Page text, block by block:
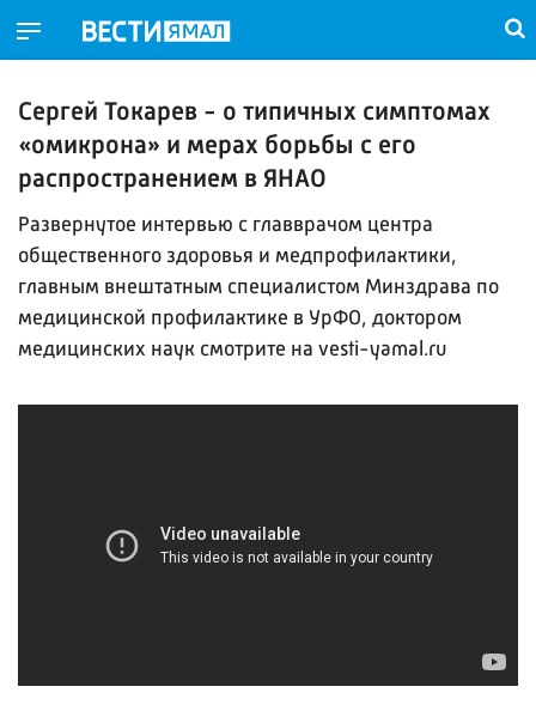
Сергей Токарев - о типичных симптомах
«омикрона» и мерах борьбы с его
распространением в ЯНАО
Развернутое интервью с главврачом центра
общественного здоровья и медпрофилактики,
главным внештатным специалистом Минздрава по
медицинской профилактике в УрФО, доктором
медицинских наук смотрите на vesti-yamal.ru